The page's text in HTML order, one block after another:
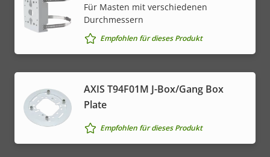
Für Masten mit verschiedenen
Durchmessern
Empfohlen für dieses Produkt
AXIS T94F01M J-Box/Gang Box
Plate
Empfohlen für dieses Produkt